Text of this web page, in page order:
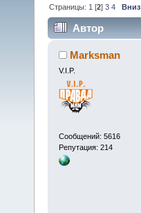
Страницы: 1 [2]3 4 Вниз
Автор
Marksman
V.I.P.
Сообщений: 5616
Репутация: 214